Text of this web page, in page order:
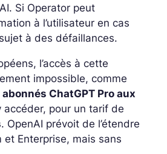
Si Operator peut
à l’utilisateur en cas
à des défaillances.
l’accès à cette
impossible, comme
ChatGPT Pro aux
accéder, pour un tarif de
. OpenAI prévoit de l’étendre
et Enterprise, mais sans